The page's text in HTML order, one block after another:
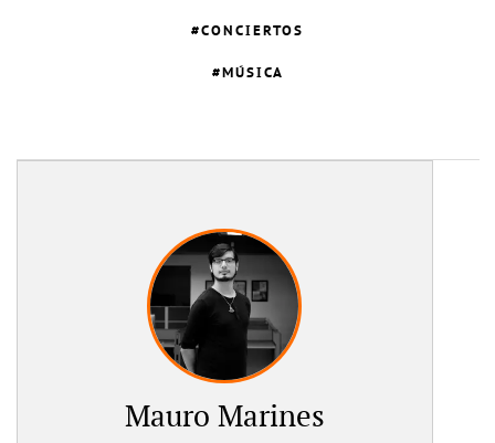
CONCIERTOS
MÚSICA
Mauro Marines